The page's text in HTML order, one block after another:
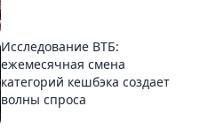
Исследование ВТБ:
ежемесячная смена
категорий кешбэка создает
волны спроса